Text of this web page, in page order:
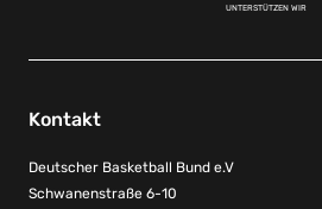
UNTERSTÜTZEN WIR
Kontakt
Deutscher Basketball Bund e.V
Schwanenstraße 6-10